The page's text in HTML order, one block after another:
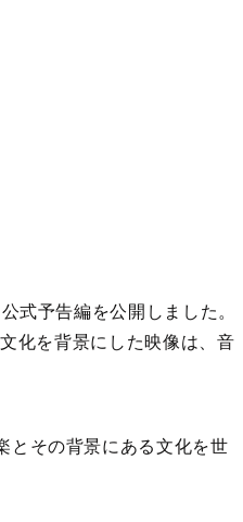
式予告編を公開しました。
化を背景にした映像は、音
とその背景にある文化を世